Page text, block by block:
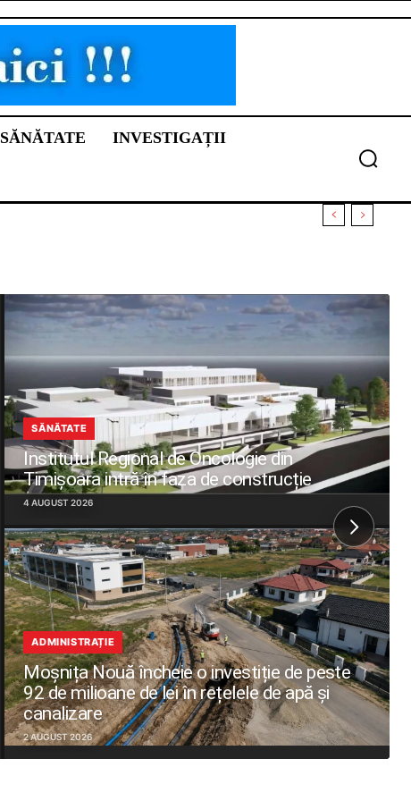
SĂNĂTATE INVESTIGAȚII
SĂNĂTATE
Institutul Regional de Oncologie din
Timișoara intră în faza de construcție
4 AUGUST 2026
ADMINISTRAȚIE
Moșnița Nouă încheie o investiție de peste
92 de milioane de lei în rețelele de apă și
canalizare
2 AUGUST 2026